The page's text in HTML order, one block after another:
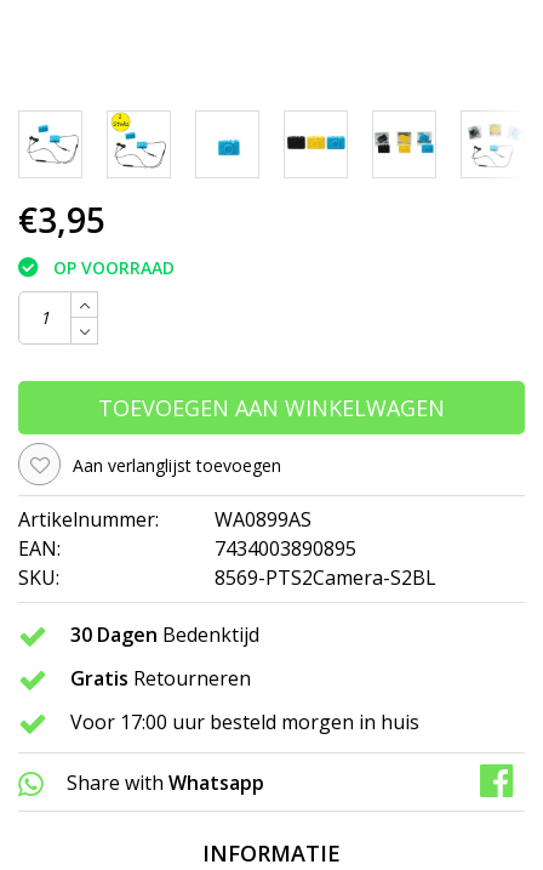
€3,95
OP VOORRAAD
TOEVOEGEN AAN WINKELWAGEN
Aan verlanglijst toevoegen
Artikelnummer:
WA0899AS
EAN:
7434003890895
SKU:
8569-PTS2Camera-S2BL
30 Dagen Bedenktijd
Gratis Retourneren
Voor 17:00 uur besteld morgen in huis
Share with Whatsapp
INFORMATIE